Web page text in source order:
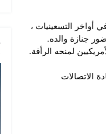
أواخر التسعينيات ،
جنازة والده.
لمنحه الرأفة.
الاتصالات